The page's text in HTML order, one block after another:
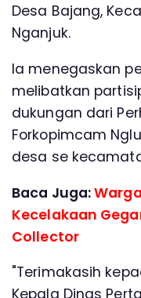
Desa Bajang,
Nganjuk.
Ia menegaskan
melibatkan
dukungan dari
Forkopimcam
desa se
Baca Juga:
Kecelakaan
Collector
"Terimakasih